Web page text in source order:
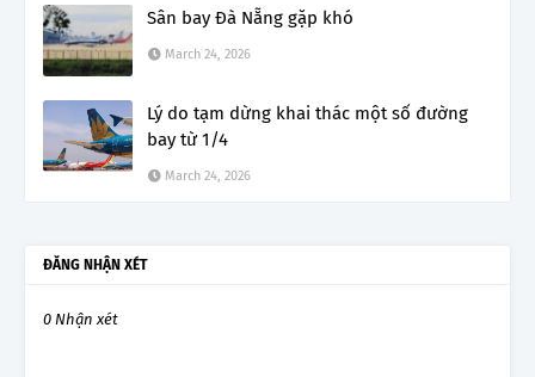
Sân bay Đà Nẵng gặp khó
March 24, 2026
Lý do tạm dừng khai thác một số đường
bay từ 1/4
March 24, 2026
ĐĂNG NHẬN XÉT
0 Nhận xét